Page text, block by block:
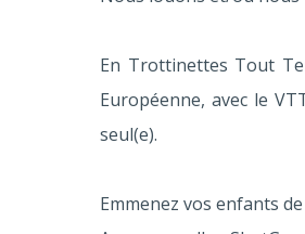
En Trottinettes Tout
Européenne, avec le
seul(e).
Emmenez vos enfants de